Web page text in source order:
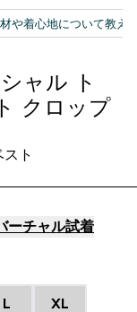
ャル ト
クロップ
ト
ーチャル試着
L XL